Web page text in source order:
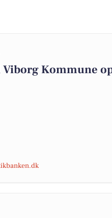
Kommune